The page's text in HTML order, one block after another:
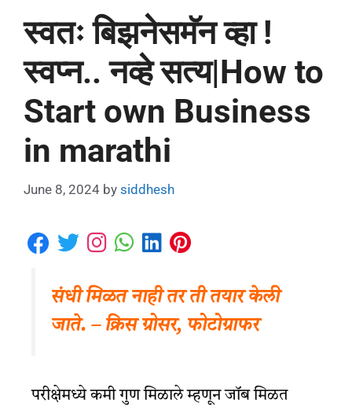
स्वतः बिझनेसमॅन व्हा !
स्वप्न.. नव्हे सत्य|How to
Start own Business
in marathi
June 8, 2024 by siddhesh
संधी मिळत नाही तर ती तयार केली
जाते. – क्रिस ग्रोसर, फोटोग्राफर
परीक्षेमध्ये कमी गुण मिळाले म्हणून जॉब मिळत